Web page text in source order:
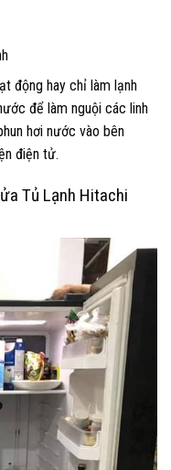
động hay chỉ làm lạnh
để làm nguội các linh
hơi nước vào bên
điện tử.
Tủ Lạnh Hitachi